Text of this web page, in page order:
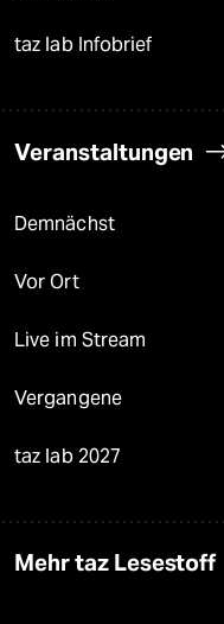
taz lab Infobrief
Veranstaltungen
Demnächst
Vor Ort
Live im Stream
Vergangene
taz lab 2027
Mehr taz Lesestoff